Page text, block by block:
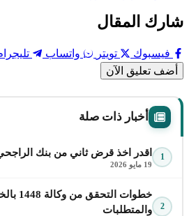
شارك المقال
فيسبوك تويتر واتساب
أضف تعليق الآن
أخبار ذات صلة
1 اقدر اخذ قرض ثاني من بنك
19 مايو 2026
2
خطوات
والمتطلبات